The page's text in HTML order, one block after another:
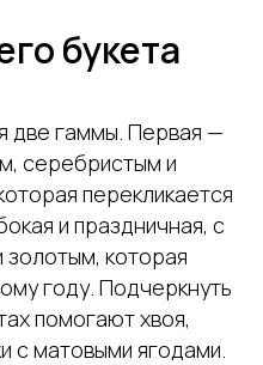
букета
две гаммы. Первая —
серебристым и
перекликается
и праздничная, с
которая
году. Подчеркнуть
помогают хвоя,
с матовыми ягодами.